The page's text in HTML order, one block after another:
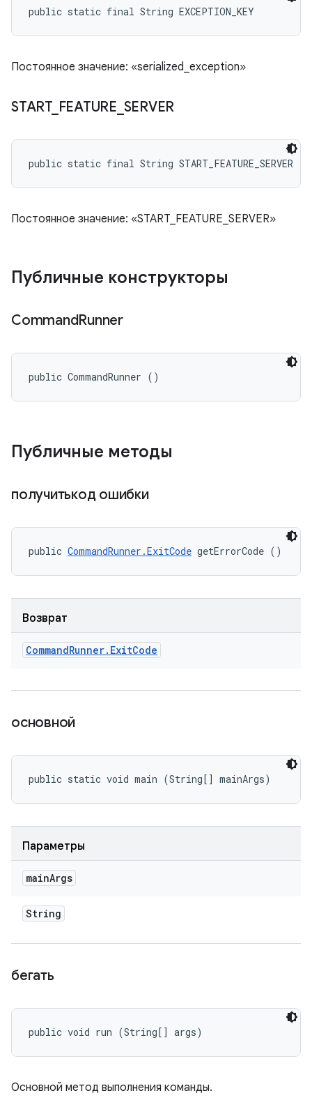
public static final String EXCEPTION_KEY
Постоянное значение: «serialized_exception»
START_ FEATURE SERVER
public static final String START_FEATURE_SERVER
Постоянное значение: «START_FEATURE_SERVER»
Публичные конструкторы
CommandRunner
public CommandRunner ()
Публичные методы
получитькод ошибки
public CommandRunner.ExitCode getErrorCode ()
Возврат
CommandRunner. ExitCode
основной
public static void main (String[] mainArgs)
Параметры
mainArgs
String
бегать
public void run (String[] args)
Основной метод выполнения команды.